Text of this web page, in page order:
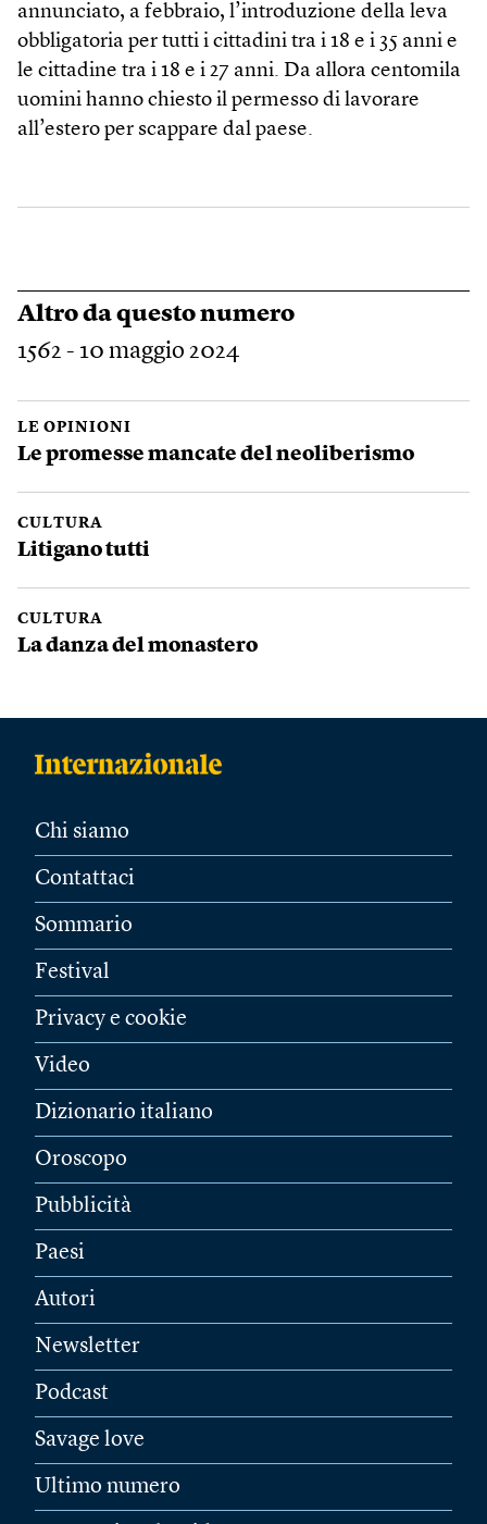
annunciato, a febbraio, l’introduzione della leva
obbligatoria per tutti i cittadini tra i 18 e i 35 anni e
le cittadine tra i 18 e i 27 anni. Da allora centomila
uomini hanno chiesto il permesso di lavorare
all’estero per scappare dal paese.
Altro da questo numero
1562 - 10 maggio 2024
LE OPINIONI
Le promesse mancate del neoliberismo
CULTURA
Litigano tutti
CULTURA
La danza del monastero
Chi siamo
Contattaci
Sommario
Festival
Privacy e cookie
Video
Dizionario italiano
Oroscopo
Pubblicità
Paesi
Autori
Newsletter
Podcast
Savage love
Ultimo numero